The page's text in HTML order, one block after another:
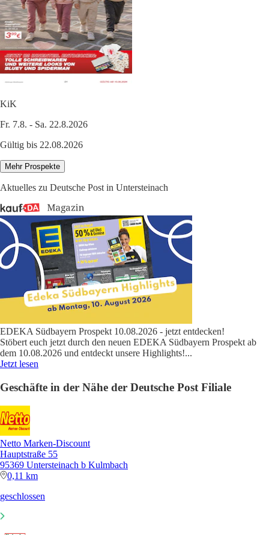
KiK
Fr. 7.8. - Sa. 22.8.2026
Gültig bis 22.08.2026
Mehr Prospekte
Aktuelles zu Deutsche Post in Untersteinach
EDEKA Südbayern Prospekt 10.08.2026 - jetzt entdecken!
Stöbert euch jetzt durch den neuen EDEKA Südbayern Prospekt ab
dem 10.08.2026 und entdeckt unsere Highlights!...
Jetzt lesen
Geschäfte in der Nähe der Deutsche Post Filiale
Netto Marken-Discount
Hauptstraße 55
95369 Untersteinach b Kulmbach
0,11 km
geschlossen